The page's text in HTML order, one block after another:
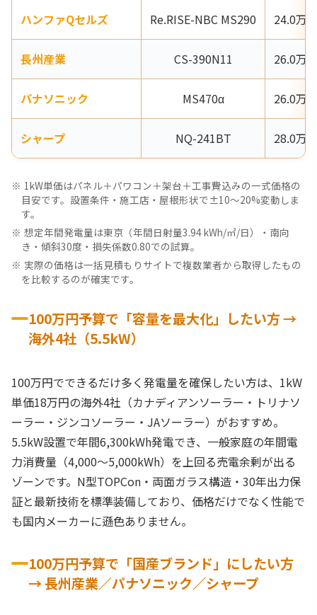
ハンファQセルズ Re.RISE-NBC MS290 24.0万
長州産業 CS-390N11 26.0万
パナソニック MS470α 26.0万
シャープ NQ-241BT 28.0万
1kW単価はパネル＋パワコン＋架台＋工事費込みの一式価格の
目安です。設置条件・施工店・屋根形状で±10〜20%変動しま
す。
想定年間発電量は東京（年間日射量3.94 kWh/㎡/日）・南向
き・傾斜30度・損失係数0.80での試算。
実際の価格は一括見積もりサイトで複数業者から取得したもの
を比較するのが確実です。
100万円予算で「容量を最大化」したい方 →
海外4社（5.5kW）
100万円でできるだけ多く発電量を確保したい方は、1kW
単価18万円の海外4社（カナディアンソーラー・トリナソ
ーラー・ジンコソーラー・JAソーラー）がおすすめ。
5.5kW設置で年間6,300kWh発電でき、一般家庭の年間電
力消費量（4,000〜5,000kWh）を上回る売電余剰が出る
ゾーンです。N型TOPCon・両面ガラス構造・30年出力保
証と最新技術を標準装備しており、価格だけでなく性能で
も国内メーカーに遜色ありません。
100万円予算で「国産ブランド」にしたい方
→ 長州産業／パナソニック／シャープ